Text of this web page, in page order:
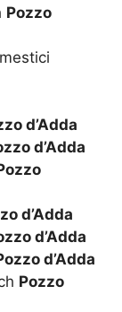
Pozzo
d’Adda
d’Adda
d’Adda
d’Adda
d’Adda
Pozzo